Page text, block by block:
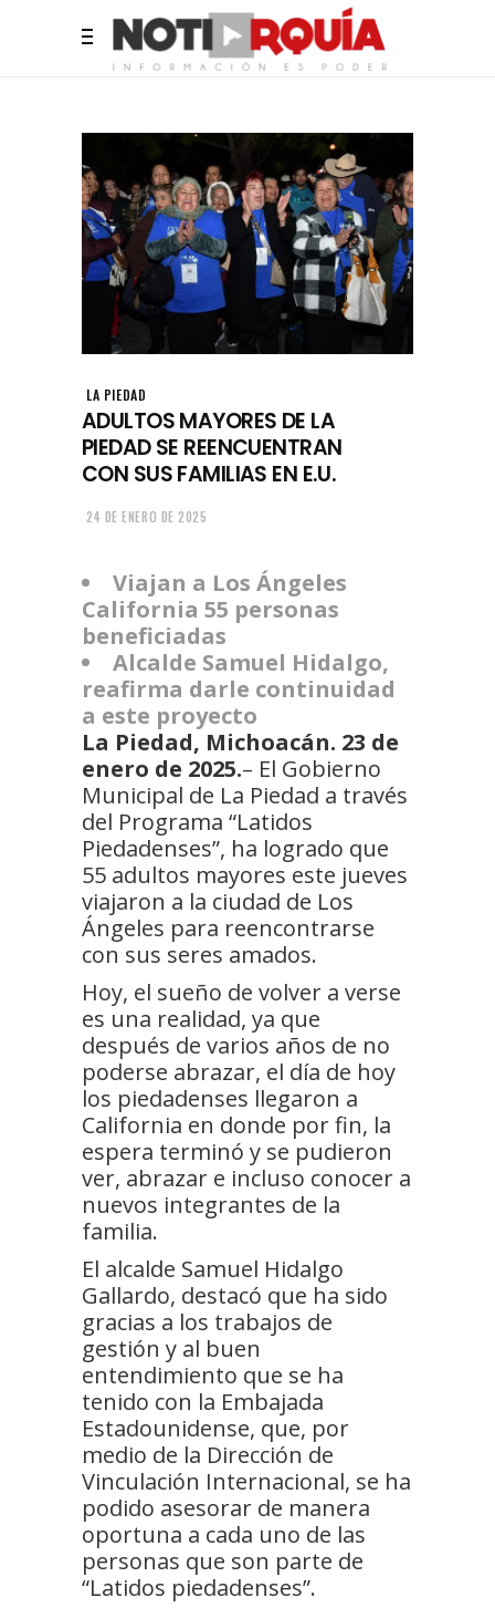
LA PIEDAD
ADULTOS MAYORES DE LA
PIEDAD SE REENCUENTRAN
CON SUS FAMILIAS EN E.U.
24 DE ENERO DE 2025
Viajan a Los Ángeles
California 55 personas
beneficiadas
Alcalde Samuel Hidalgo,
reafirma darle continuidad
a este proyecto
La Piedad, Michoacán. 23 de
enero de 2025.– El Gobierno
Municipal de La Piedad a través
del Programa “Latidos
Piedadenses”, ha logrado que
55 adultos mayores este jueves
viajaron a la ciudad de Los
Ángeles para reencontrarse
con sus seres amados.
Hoy, el sueño de volver a verse
es una realidad, ya que
después de varios años de no
poderse abrazar, el día de hoy
los piedadenses llegaron a
California en donde por fin, la
espera terminó y se pudieron
ver, abrazar e incluso conocer a
nuevos integrantes de la
familia.
El alcalde Samuel Hidalgo
Gallardo, destacó que ha sido
gracias a los trabajos de
gestión y al buen
entendimiento que se ha
tenido con la Embajada
Estadounidense, que, por
medio de la Dirección de
Vinculación Internacional, se ha
podido asesorar de manera
oportuna a cada uno de las
personas que son parte de
“Latidos piedadenses”.